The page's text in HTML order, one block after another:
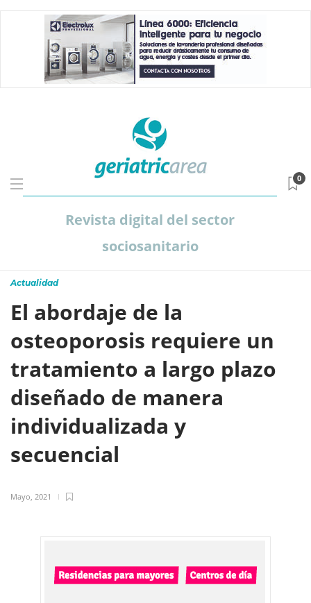
Revista digital del sector
sociosanitario
0
Actualidad
El abordaje de la
osteoporosis requiere un
tratamiento a largo plazo
diseñado de manera
individualizada y
secuencial
Mayo, 2021